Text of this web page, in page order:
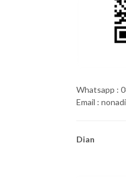
Whatsapp :
Email :
Dian